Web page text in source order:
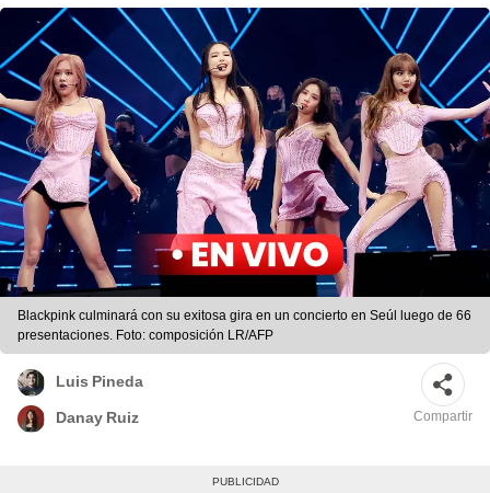
Blackpink culminará con su exitosa gira en un concierto en Seúl luego de 66
presentaciones. Foto: composición LR/AFP
Luis Pineda
Danay Ruiz Compartir